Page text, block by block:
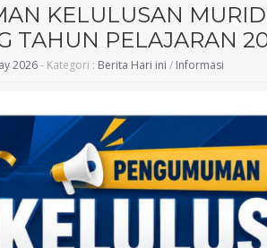
KELULUSAN
TAHUN PELAJARAN
2026- Kategori : Berita Hari ini / Informasi